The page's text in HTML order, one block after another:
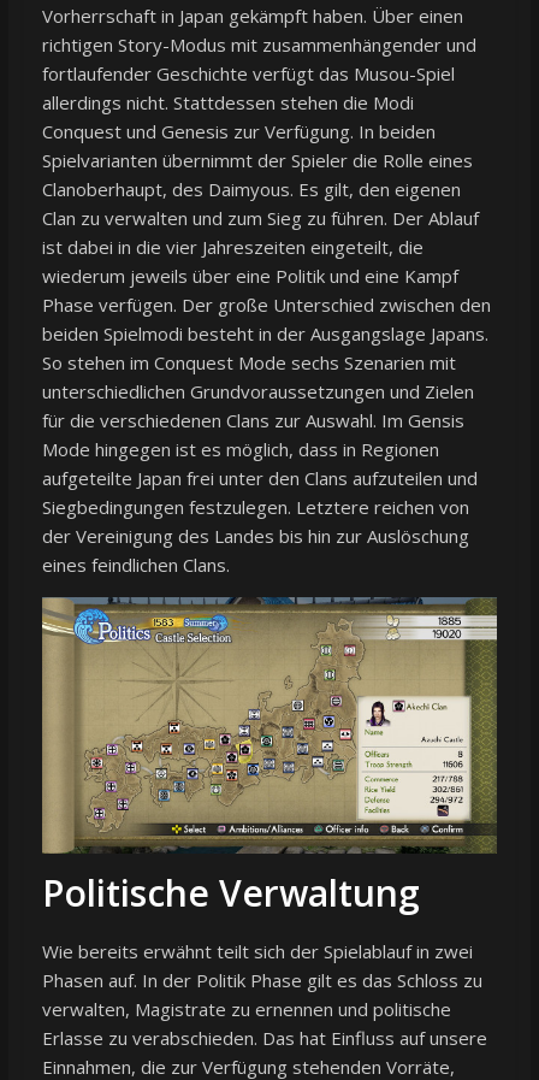
Vorherrschaft in Japan gekämpft haben. Über einen
richtigen Story-Modus mit zusammenhängender und
fortlaufender Geschichte verfügt das Musou-Spiel
allerdings nicht. Stattdessen stehen die Modi
Conquest und Genesis zur Verfügung. In beiden
Spielvarianten übernimmt der Spieler die Rolle eines
Clanoberhaupt, des Daimyous. Es gilt, den eigenen
Clan zu verwalten und zum Sieg zu führen. Der Ablauf
ist dabei in die vier Jahreszeiten eingeteilt, die
wiederum jeweils über eine Politik und eine Kampf
Phase verfügen. Der große Unterschied zwischen den
beiden Spielmodi besteht in der Ausgangslage Japans.
So stehen im Conquest Mode sechs Szenarien mit
unterschiedlichen Grundvoraussetzungen und Zielen
für die verschiedenen Clans zur Auswahl. Im Gensis
Mode hingegen ist es möglich, dass in Regionen
aufgeteilte Japan frei unter den Clans aufzuteilen und
Siegbedingungen festzulegen. Letztere reichen von
der Vereinigung des Landes bis hin zur Auslöschung
eines feindlichen Clans.
Politische Verwaltung
Wie bereits erwähnt teilt sich der Spielablauf in zwei
Phasen auf. In der Politik Phase gilt es das Schloss zu
verwalten, Magistrate zu ernennen und politische
Erlasse zu verabschieden. Das hat Einfluss auf unsere
Einnahmen, die zur Verfügung stehenden Vorräte,